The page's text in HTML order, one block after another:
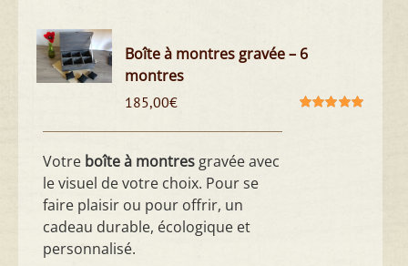
Boîte à montres gravée – 6
montres
185,00€
Votre boîte à montres gravée avec
le visuel de votre choix. Pour se
faire plaisir ou pour offrir, un
cadeau durable, écologique et
personnalisé.